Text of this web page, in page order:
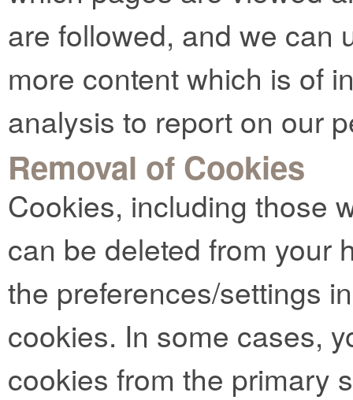
are followed, and we can
more content which is of
analysis to report on our
Removal of Cookies
Cookies, including those
can be deleted from your
the preferences/settings
cookies. In some cases,
cookies from the primary